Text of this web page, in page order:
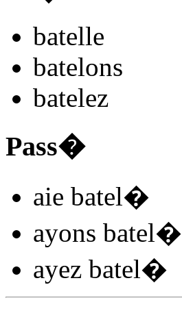
batelle
batelons
batelez
Pass�
aie batel�
ayons batel�
ayez batel�